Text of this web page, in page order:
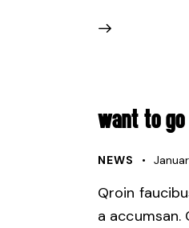
WANT TO
NEWS
Qroin
a